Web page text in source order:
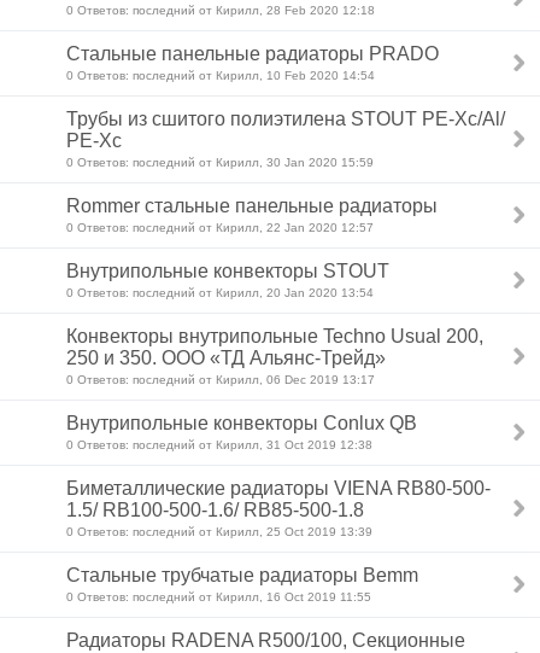
0 Ответов: последний от Кирилл, 28 Feb 2020 12:18
Стальные панельные радиаторы PRADO
0 Ответов: последний от Кирилл, 10 Feb 2020 14:54
Трубы из сшитого полиэтилена STOUT PE-Xc/Al/
PE-Xc
0 Ответов: последний от Кирилл, 30 Jan 2020 15:59
Rommer стальные панельные радиаторы
0 Ответов: последний от Кирилл, 22 Jan 2020 12:57
Внутрипольные конвекторы STOUT
0 Ответов: последний от Кирилл, 20 Jan 2020 13:54
Конвекторы внутрипольные Techno Usual 200,
250 и 350. ООО «ТД Альянс-Трейд»
0 Ответов: последний от Кирилл, 06 Dec 2019 13:17
Внутрипольные конвекторы Conlux QB
0 Ответов: последний от Кирилл, 31 Oct 2019 12:38
Биметаллические радиаторы VIENA RB80-500-
1.5/ RB100-500-1.6/ RB85-500-1.8
0 Ответов: последний от Кирилл, 25 Oct 2019 13:39
Стальные трубчатые радиаторы Bemm
0 Ответов: последний от Кирилл, 16 Oct 2019 11:55
Радиаторы RADENA R500/100, Секционные